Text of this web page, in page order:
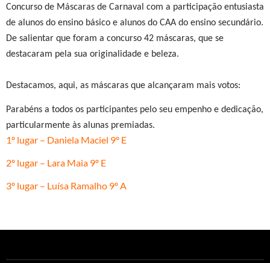
Concurso de Máscaras de Carnaval com a participação entusiasta
de alunos do ensino básico e alunos do CAA do ensino secundário.
De salientar que foram a concurso 42 máscaras, que se
destacaram pela sua originalidade e beleza.
Destacamos, aqui, as máscaras que alcançaram mais votos:
Parabéns a todos os participantes pelo seu empenho e dedicação,
particularmente às alunas premiadas.
1º lugar – Daniela Maciel 9º E
2º lugar – Lara Maia 9º E
3º lugar – Luísa Ramalho 9º A